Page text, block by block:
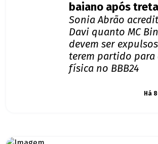
baiano após treta
Sonia Abrão
Davi quanto MC
devem ser
terem partido para
física no BBB24
Há